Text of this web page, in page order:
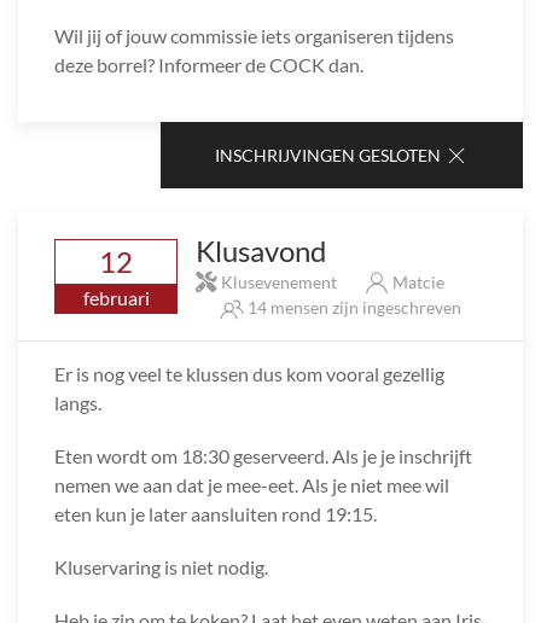
Wil jij of jouw commissie iets organiseren tijdens
deze borrel? Informeer de COCK dan.
INSCHRIJVINGEN GESLOTEN
12
februari
Klusavond
Klusevenement
Matcie
14 mensen zijn ingeschreven
Er is nog veel te klussen dus kom vooral gezellig
langs.
Eten wordt om 18:30 geserveerd. Als je je inschrijft
nemen we aan dat je mee-eet. Als je niet mee wil
eten kun je later aansluiten rond 19:15.
Kluservaring is niet nodig.